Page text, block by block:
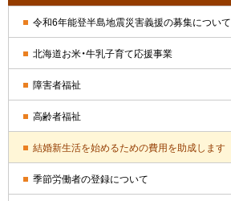
イ
ド
・
メ
ニ
ュ
ー
令和6年能登半島地震災害義援の募集について
北海道お米・牛乳子育て応援事業
障害者福祉
高齢者福祉
結婚新生活を始めるための費用を助成します
季節労働者の登録について